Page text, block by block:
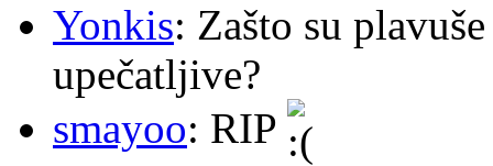
Yonkis: Zašto su
upečatljive?
smayoo: RIP